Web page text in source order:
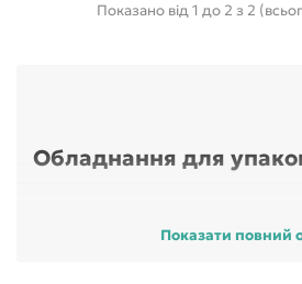
Показано від 1 до 2 з 2
Обладнання для
Пакувальне обладнання б/вПоказати повний